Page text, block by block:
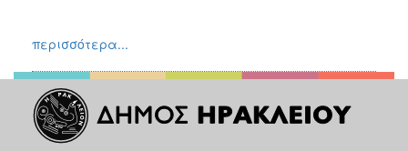
περισσότερα...